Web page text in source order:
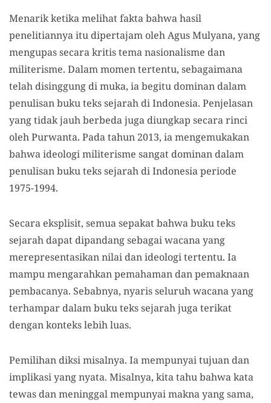
Menarik ketika melihat fakta bahwa hasil
penelitiannya itu dipertajam oleh Agus Mulyana, yang
mengupas secara kritis tema nasionalisme dan
militerisme. Dalam momen tertentu, sebagaimana
telah disinggung di muka, ia begitu dominan dalam
penulisan buku teks sejarah di Indonesia. Penjelasan
yang tidak jauh berbeda juga diungkap secara rinci
oleh Purwanta. Pada tahun 2013, ia mengemukakan
bahwa ideologi militerisme sangat dominan dalam
penulisan buku teks sejarah di Indonesia periode
1975-1994.
Secara eksplisit, semua sepakat bahwa buku teks
sejarah dapat dipandang sebagai wacana yang
merepresentasikan nilai dan ideologi tertentu. Ia
mampu mengarahkan pemahaman dan pemaknaan
pembacanya. Sebabnya, nyaris seluruh wacana yang
terhampar dalam buku teks sejarah juga terikat
dengan konteks lebih luas.
Pemilihan diksi misalnya. Ia mempunyai tujuan dan
implikasi yang nyata. Misalnya, kita tahu bahwa kata
tewas dan meninggal mempunyai makna yang sama,